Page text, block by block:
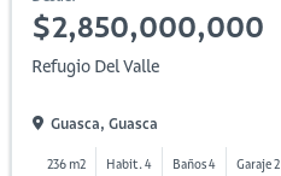
$2,850,000,000
Refugio Del Valle
Guasca, Guasca
236 m2 Habit. 4 Baños 4 Garaje 2